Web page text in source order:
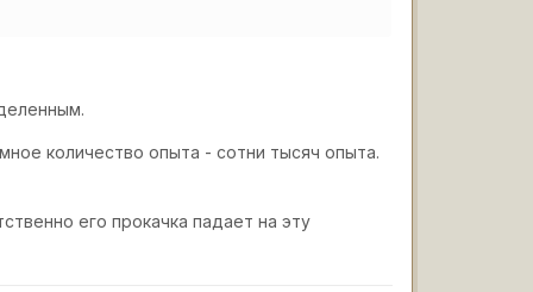
количество опыта - сотни тысяч опыта.
его прокачка падает на эту